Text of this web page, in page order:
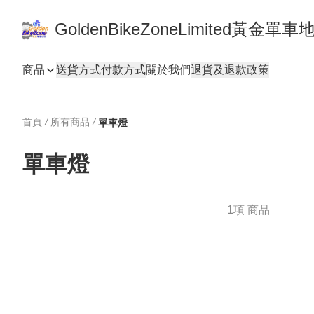
GoldenBikeZoneLimited黃金單車
商品 送貨方式付款方式關於我們退貨及退款政策
首頁 / 所有商品 / 單車燈
單車燈
1項 商品